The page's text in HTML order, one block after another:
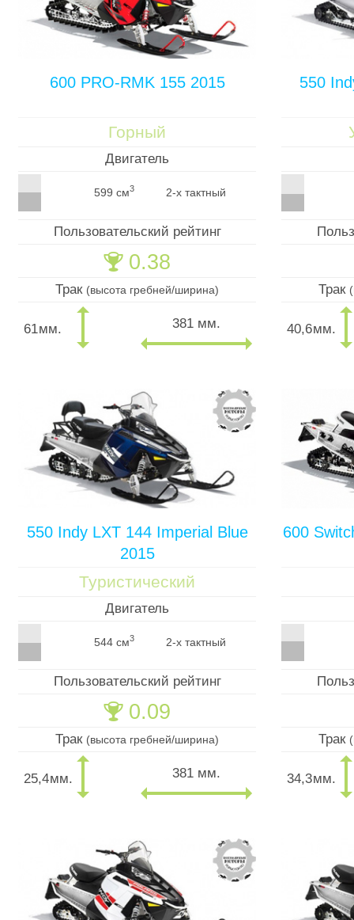
600 PRO-RMK 155 2015
Горный
Двигатель
599 см3 2-х тактный
Пользовательский рейтинг
🏆 0.38
Трак (высота гребней/ширина)
61мм. 381 мм.
550
Трак
40,6мм.
550 Indy LXT 144 Imperial Blue
2015
Туристический
Двигатель
544 см3 2-х тактный
Пользовательский рейтинг
🏆 0.09
Трак (высота гребней/ширина)
25,4мм. 381 мм.
600
Трак
34,3мм.